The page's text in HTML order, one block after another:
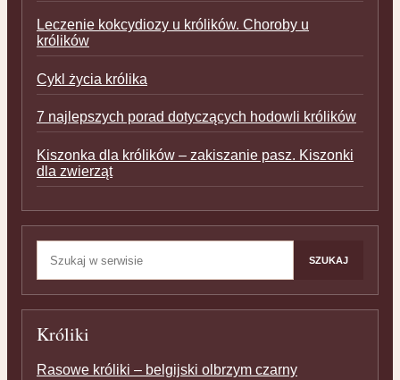
Leczenie kokcydiozy u królików. Choroby u
królików
Cykl życia królika
7 najlepszych porad dotyczących hodowli królików
Kiszonka dla królików – zakiszanie pasz. Kiszonki
dla zwierząt
Szukaj:
SZUKAJ
Króliki
Rasowe króliki – belgijski olbrzym czarny